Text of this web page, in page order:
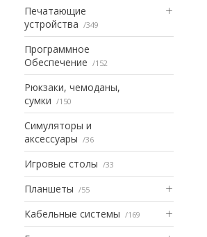
Печатающие
устройства
349
Программное
Обеспечение
152
Рюкзаки, чемоданы,
сумки
150
Симуляторы и
аксессуары
36
Игровые столы 33
Планшеты 55
Кабельные системы 169